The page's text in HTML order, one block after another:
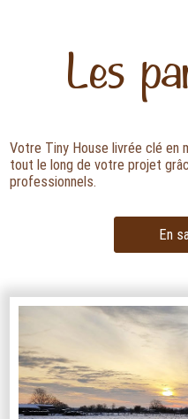
Les
Votre Tiny House livrée clé en
tout le long de votre projet
professionnels.
En